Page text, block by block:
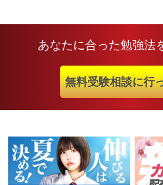
あなたに合った勉強法
無料受験相談に行